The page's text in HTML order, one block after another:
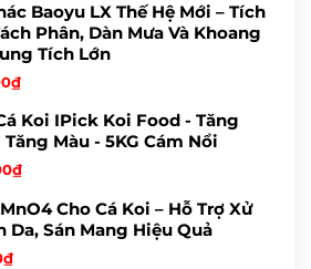
Baoyu LX Thế Hệ Mới – Tích
Phân, Dàn Mưa Và Khoang
Tích Lớn
₫
Koi IPick Koi Food - Tăng
Màu - 5KG Cám Nổi
₫
Cho Cá Koi – Hỗ Trợ Xử
Da, Sán Mang Hiệu Quả
₫